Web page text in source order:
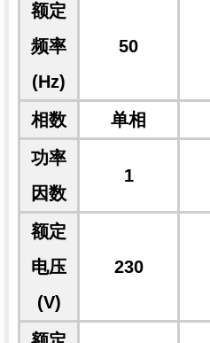
额定
频率
(Hz)
50
相数 单相
功率
因数
1
额定
电压
(V)
230